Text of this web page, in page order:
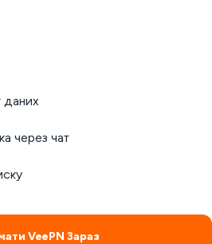
через чат
VeePN Зараз